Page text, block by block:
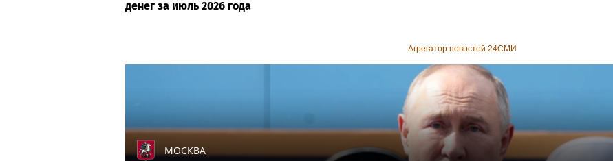
денег за июль 2026 года
Агрегатор новостей 24СМИ
МОСКВА